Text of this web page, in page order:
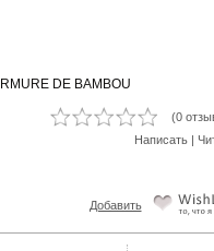
DE BAMBOU
(0
Написать|
Добавить